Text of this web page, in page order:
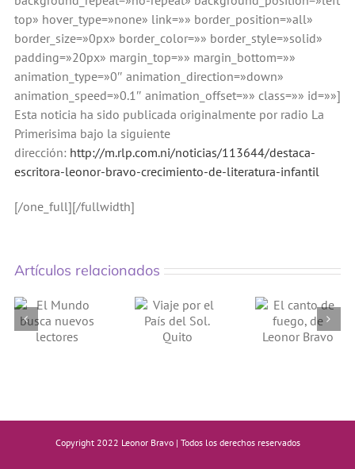
top» hover_type=»none» link=»» border_position=»all»
border_size=»0px» border_color=»» border_style=»solid»
padding=»20px» margin_top=»» margin_bottom=»»
animation_type=»0″ animation_direction=»down»
animation_speed=»0.1″ animation_offset=»» class=»» id=»»]
Esta noticia ha sido publicada originalmente por radio La
Primerisima bajo la siguiente
dirección: http://m.rlp.com.ni/noticias/113644/destaca-
escritora-leonor-bravo-crecimiento-de-literatura-infantil
[/one_full][/fullwidth]
Artículos relacionados
por el
País del
El canto
de
fuego,
Copyright 2022 Leonor Bravo | Todos los derechos reservados